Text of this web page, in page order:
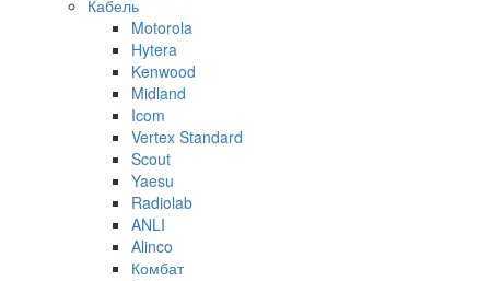
Кабель
Motorola
Hytera
Kenwood
Midland
Icom
Vertex Standard
Scout
Yaesu
Radiolab
ANLI
Alinco
Комбат